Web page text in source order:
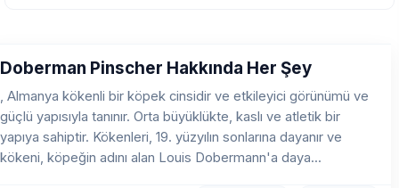
Doberman Pinscher Hakkında Her Şey
, Almanya kökenli bir köpek cinsidir ve etkileyici görünümü ve
güçlü yapısıyla tanınır. Orta büyüklükte, kaslı ve atletik bir
yapıya sahiptir. Kökenleri, 19. yüzyılın sonlarına dayanır ve
kökeni, köpeğin adını alan Louis Dobermann'a daya...